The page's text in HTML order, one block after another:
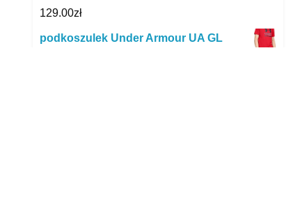
129.00zł
podkoszulek Under Armour UA GL